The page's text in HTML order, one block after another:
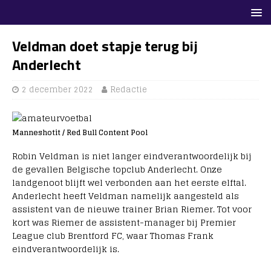
Veldman doet stapje terug bij
Anderlecht
2 december 2022 Redactie
Manneshotit / Red Bull Content Pool
Robin Veldman is niet langer eindverantwoordelijk bij
de gevallen Belgische topclub Anderlecht. Onze
landgenoot blijft wel verbonden aan het eerste elftal.
Anderlecht heeft Veldman namelijk aangesteld als
assistent van de nieuwe trainer Brian Riemer. Tot voor
kort was Riemer de assistent-manager bij Premier
League club Brentford FC, waar Thomas Frank
eindverantwoordelijk is.